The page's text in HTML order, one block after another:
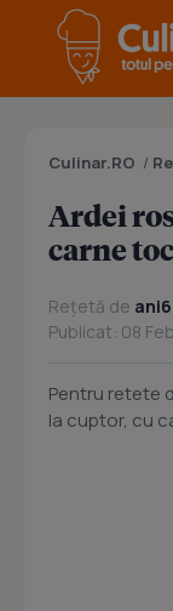
Culinar.RO /
Ardei
carne
Rețetă de
Publicat: 08
Pentru retete
la cuptor, cu